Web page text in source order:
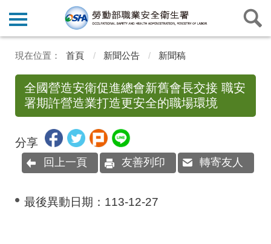
首頁 新聞公告 新聞稿
全國營造安衛促進總會新舊會長交接 職安
署期許營造業打造更安全的職場環境
分享
回上一頁 友善列印 轉寄友人
最後異動日期： 113-12-27